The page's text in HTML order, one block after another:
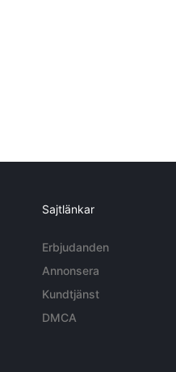
Sajtlänkar
Erbjudanden
Annonsera
Kundtjänst
DMCA